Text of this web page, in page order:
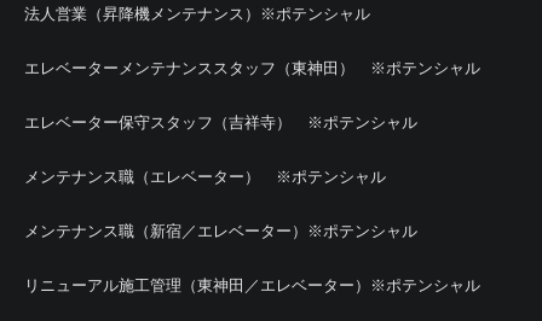
法人営業（昇降機メンテナンス）※ポテンシャル
エレベーターメンテナンススタッフ（東神田） ※ポテンシャル
エレベーター保守スタッフ（吉祥寺） ※ポテンシャル
メンテナンス職（エレベーター） ※ポテンシャル
メンテナンス職（新宿／エレベーター）※ポテンシャル
リニューアル施工管理（東神田／エレベーター）※ポテンシャル